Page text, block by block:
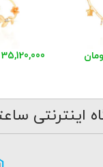
35,120,000 تومان
اینترنتی